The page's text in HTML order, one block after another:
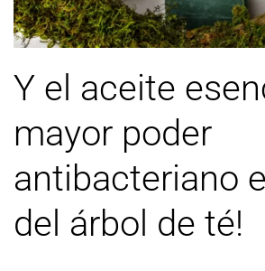
Y el aceite
mayor poder
antibacteriano
del árbol de té!